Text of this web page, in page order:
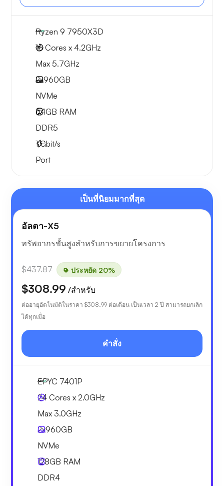
Ryzen 9 7950X3D
16 Cores x 4.2GHz
Max 5.7GHz
2x960GB
NVMe
64GB RAM
DDR5
1Gbit/s
Port
เป็นที่นิยมมากที่สุด
อัลตา-X5
ทรัพยากรขั้นสูงสำหรับการขยายโครงการ
$437.87 ประหยัด 20%
$308.99 /สำหรับ
ต่ออายุอัตโนมัติในราคา $308.99 ต่อเดือน เป็นเวลา 2 ปี สามารถยกเลิก
ได้ทุกเมื่อ
คำสั่ง
EPYC 7401P
24 Cores x 2.0GHz
Max 3.0GHz
2x960GB
NVMe
128GB RAM
DDR4